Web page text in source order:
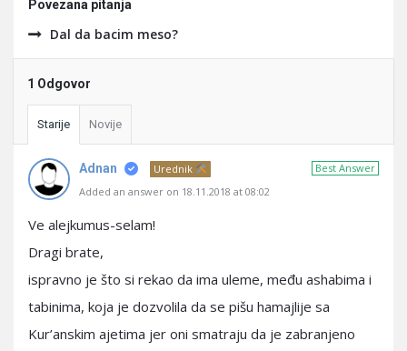
Povezana pitanja
Dal da bacim meso?
1 Odgovor
Starije Novije
Best Answer
Adnan
Urednik
Added an answer on 18.11.2018 at 08:02
Ve alejkumus-selam!
Dragi brate,
ispravno je što si rekao da ima uleme, među ashabima i
tabinima, koja je dozvolila da se pišu hamajlije sa
Kur’anskim ajetima jer oni smatraju da je zabranjeno